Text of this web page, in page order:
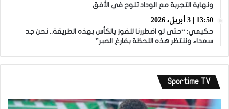
ونهاية التجربة مع الوداد تلوح في الأفق
13:50 | 3 أبريل، 2026
حكيمي: “حتى لو اضطررنا للفوز بالكأس بهذه الطريقة.. نحن جد
سعداء وننتظر هذه اللحظة بفارغ الصبر”
Sportime TV